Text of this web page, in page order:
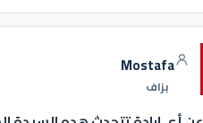
Mostafa
بزاف